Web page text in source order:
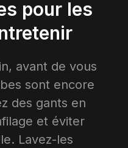
pour les
avant de vous
sont encore
des gants en
et éviter
Lavez-les